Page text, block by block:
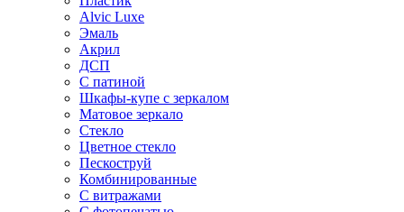
Alvic Luxe
Эмаль
Акрил
ДСП
С патиной
Шкафы-купе с зеркалом
Матовое зеркало
Стекло
Цветное стекло
Пескоструй
Комбинированные
С витражами